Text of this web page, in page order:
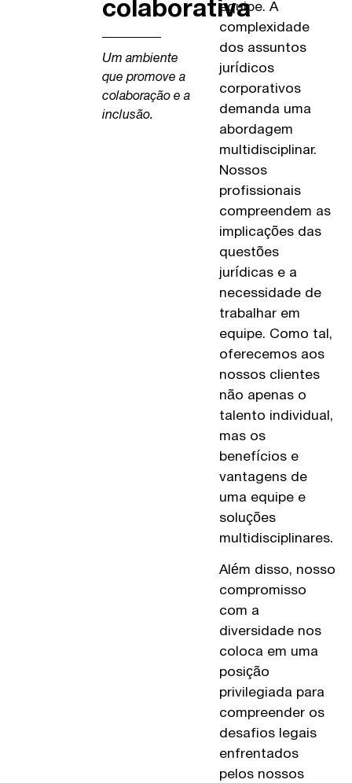
colaborativa
Um ambiente
que promove a
colaboração e a
inclusão.
equipe. A
complexidade
dos assuntos
jurídicos
corporativos
demanda uma
abordagem
multidisciplinar.
Nossos
profissionais
compreendem as
implicações das
questões
jurídicas e a
necessidade de
trabalhar em
equipe. Como tal,
oferecemos aos
nossos clientes
não apenas o
talento individual,
mas os
benefícios e
vantagens de
uma equipe e
soluções
multidisciplinares.
Além disso, nosso
compromisso
com a
diversidade nos
coloca em uma
posição
privilegiada para
compreender os
desafios legais
enfrentados
pelos nossos